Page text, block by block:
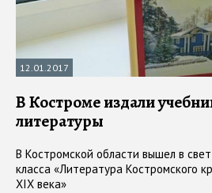
12.01.2017
В Костроме издали
литературы
В Костромской области вышел в
класса «Литература Костромского
XIX века»